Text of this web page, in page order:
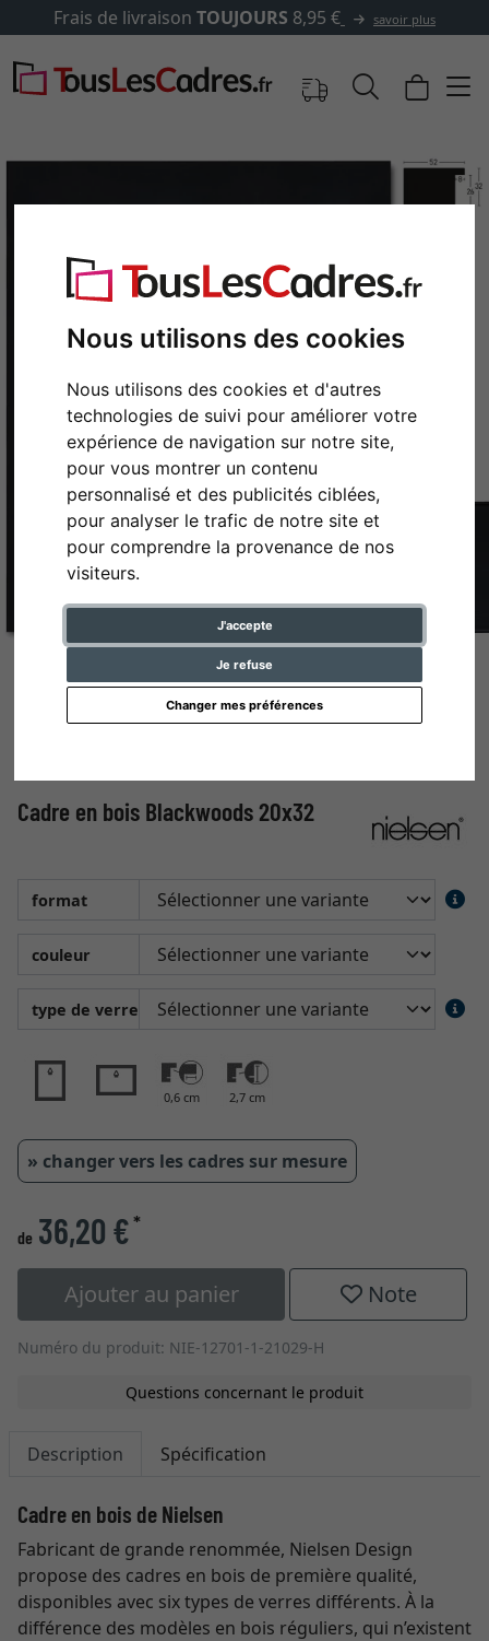
Nous utilisons des cookies
Nous utilisons des cookies et d'autres
technologies de suivi pour améliorer votre
expérience de navigation sur notre site,
pour vous montrer un contenu
personnalisé et des publicités ciblées,
pour analyser le trafic de notre site et
pour comprendre la provenance de nos
visiteurs.
J'accepte
Je refuse
Changer mes préférences
savoir plus ✓500 000 articles au choix
Retour
Cadre en bois Blackwoods 20x32
format
couleur
type de verre
0,6 cm 2,7 cm
» changer vers les cadres sur mesure
de 36,20 €*
Ajouter au panier Note
Numéro du produit: NIE-12701-1-21029-H
Questions concernant le produit
Description Spécification
Cadre en bois de Nielsen
Fabricant de grande renommée, Nielsen Design
propose des cadres en bois de première qualité,
disponibles avec six types de verres différents. À la
différence des modèles en bois réguliers, qui n’existent